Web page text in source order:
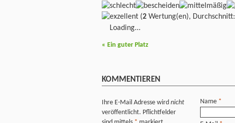
(2 Wertung(en), Durchschnitt:
Loading...
« Ein guter Platz
KOMMENTIEREN
Ihre E-Mail Adresse wird nicht
veröffentlicht. Pflichtfelder
Name *